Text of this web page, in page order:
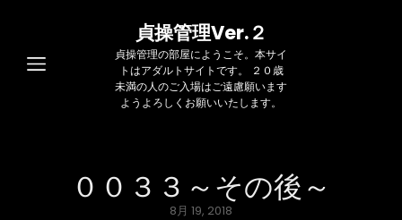
貞操管理Ver.２
貞操管理の部屋にようこそ。本サイ
トはアダルトサイトです。 ２０歳
未満の人のご入場はご遠慮願います
ようよろしくお願いいたします。
００３３～その後～
Posted
8月 19, 2018